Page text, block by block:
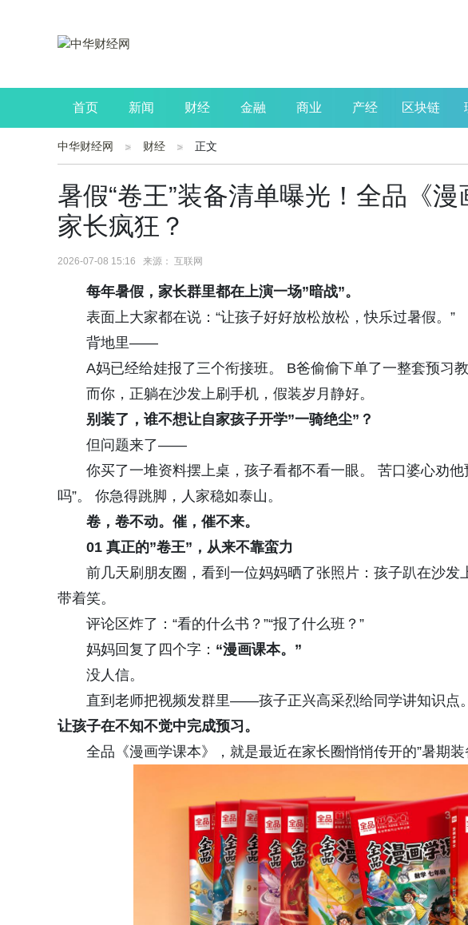
首页 新闻 财经 金融 商业 产经 区块链
公司 生活 读书
中华财经网 财经 正文
暑假“卷王”装备清单曝光！全品《
家长疯狂？
2026-07-08 15:16 来源： 互联网
每年暑假，家长群里都在上演一场”暗战”。
表面上大家都在说：“让孩子好好放松放松，快乐过暑假。”
背地里——
A妈已经给娃报了三个衔接班。 B爸偷偷下单了一整套预习
而你，正躺在沙发上刷手机，假装岁月静好。
别装了，谁不想让自家孩子开学”一骑绝尘”？
但问题来了——
你买了一堆资料摆上桌，孩子看都不看一眼。 苦口婆心劝
吗”。 你急得跳脚，人家稳如泰山。
卷，卷不动。催，催不来。
01 真正的”卷王”，从来不靠蛮力
前几天刷朋友圈，看到一位妈妈晒了张照片：孩子趴在沙
带着笑。
评论区炸了：“看的什么书？”“报了什么班？”
妈妈回复了四个字： “漫画课本。”
没人信。
直到老师把视频发群里——孩子正兴高采烈给同学讲知识点
让孩子在不知不觉中完成预习。
全品《漫画学课本》，就是最近在家长圈悄悄传开的”暑期装